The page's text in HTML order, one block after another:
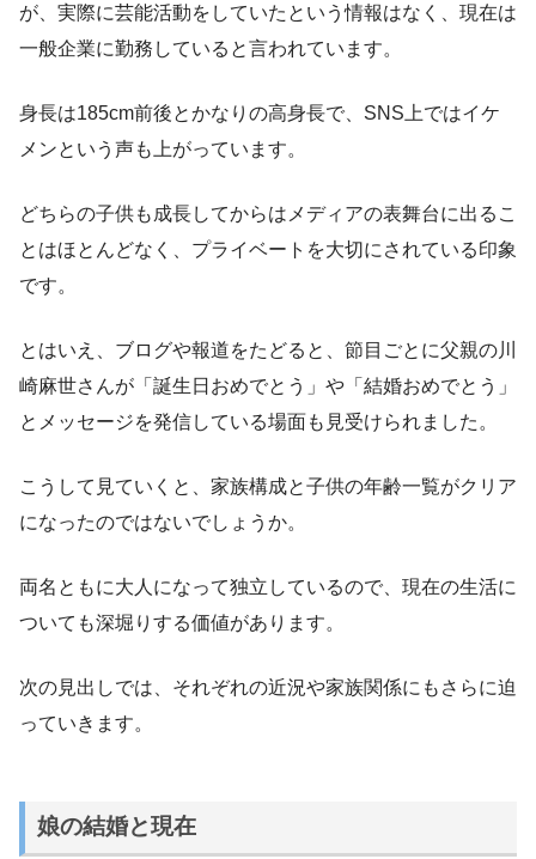
が、実際に芸能活動をしていたという情報はなく、現在は
一般企業に勤務していると言われています。
身長は185cm前後とかなりの高身長で、SNS上ではイケ
メンという声も上がっています。
どちらの子供も成長してからはメディアの表舞台に出るこ
とはほとんどなく、プライベートを大切にされている印象
です。
とはいえ、ブログや報道をたどると、節目ごとに父親の川
崎麻世さんが「誕生日おめでとう」や「結婚おめでとう」
とメッセージを発信している場面も見受けられました。
こうして見ていくと、家族構成と子供の年齢一覧がクリア
になったのではないでしょうか。
両名ともに大人になって独立しているので、現在の生活に
ついても深堀りする価値があります。
次の見出しでは、それぞれの近況や家族関係にもさらに迫
っていきます。
娘の結婚と現在